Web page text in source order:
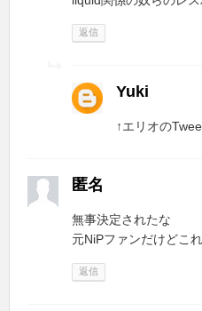
返信
Yuki
↑エリオの
匿名
無事決定されたな
元NiPファンだけどこ
返信